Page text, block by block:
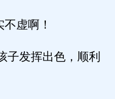
虚啊！
子发挥出色，顺利